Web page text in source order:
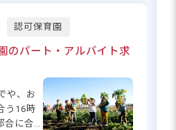
正社員も募集中です！
道／東京都／千葉県／茨
間1-25-2-101
認可保育園
のパート・アルバイト求
や、お
う16時
合に合